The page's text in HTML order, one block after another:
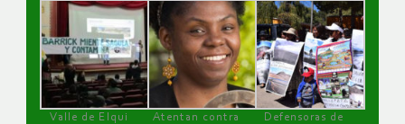
Valle de Elqui
Atentan contra
Defensoras de